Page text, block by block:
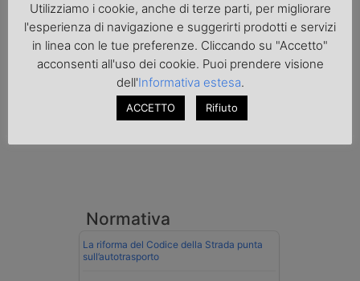
Transpotalk
Normativa
La riforma del Codice della Strada punta
sull’autotrasporto
Utilizziamo i cookie, anche di terze parti, per migliorare
l'esperienza di navigazione e suggerirti prodotti e servizi
in linea con le tue preferenze. Cliccando su "Accetto"
acconsenti all'uso dei cookie. Puoi prendere visione
dell'Informativa estesa.
ACCETTO Rifiuto